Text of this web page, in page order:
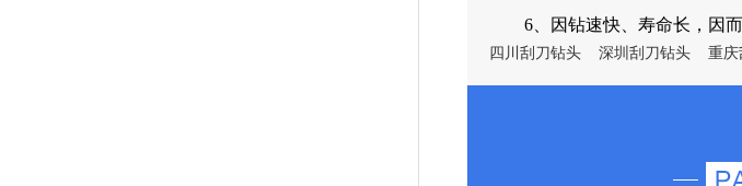
6、因钻速快、寿命长，因
四川刮刀钻头 深圳刮刀钻头 重庆